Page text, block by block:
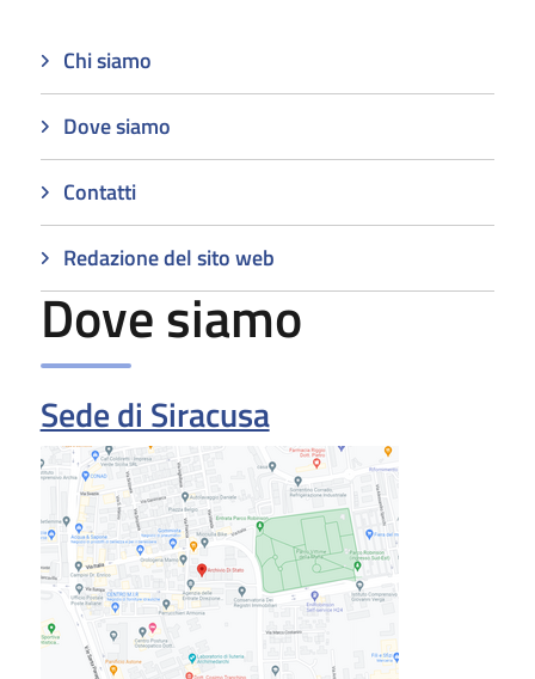
Chi siamo
Dove siamo
Contatti
Redazione del sito web
Dove siamo
Sede di Siracusa